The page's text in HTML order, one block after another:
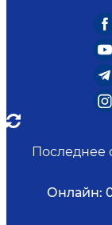
Последнее
Онлайн: